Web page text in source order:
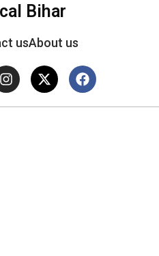
Bihar
usAbout us